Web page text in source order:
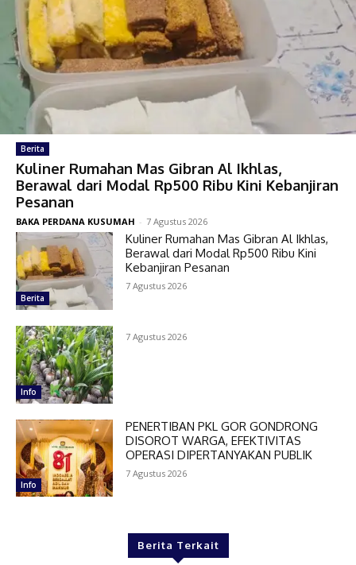
Berita
Kuliner Rumahan Mas Gibran Al Ikhlas,
Berawal dari Modal Rp500 Ribu Kini Kebanjiran
Pesanan
BAKA PERDANA KUSUMAH - 7 Agustus 2026
Berita
Kuliner Rumahan Mas Gibran Al Ikhlas,
Berawal dari Modal Rp500 Ribu Kini
Kebanjiran Pesanan
7 Agustus 2026
Info
7 Agustus 2026
Info
PENERTIBAN PKL GOR GONDRONG
DISOROT WARGA, EFEKTIVITAS
OPERASI DIPERTANYAKAN PUBLIK
7 Agustus 2026
Berita Terkait